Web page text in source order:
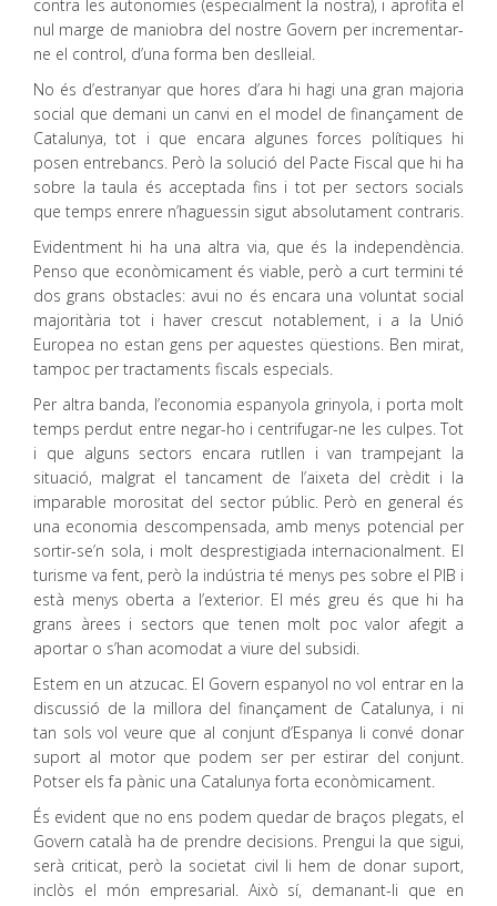
contra les autonomies (especialment la nostra), i aprofita el
nul marge de maniobra del nostre Govern per incrementar-
ne el control, d’una forma ben deslleial.
No és d’estranyar que hores d’ara hi hagi una gran majoria
social que demani un canvi en el model de finançament de
Catalunya, tot i que encara algunes forces polítiques hi
posen entrebancs. Però la solució del Pacte Fiscal que hi ha
sobre la taula és acceptada fins i tot per sectors socials
que temps enrere n’haguessin sigut absolutament contraris.
Evidentment hi ha una altra via, que és la independència.
Penso que econòmicament és viable, però a curt termini té
dos grans obstacles: avui no és encara una voluntat social
majoritària tot i haver crescut notablement, i a la Unió
Europea no estan gens per aquestes qüestions. Ben mirat,
tampoc per tractaments fiscals especials.
Per altra banda, l’economia espanyola grinyola, i porta molt
temps perdut entre negar-ho i centrifugar-ne les culpes. Tot
i que alguns sectors encara rutllen i van trampejant la
situació, malgrat el tancament de l’aixeta del crèdit i la
imparable morositat del sector públic. Però en general és
una economia descompensada, amb menys potencial per
sortir-se’n sola, i molt desprestigiada internacionalment. El
turisme va fent, però la indústria té menys pes sobre el PIB i
està menys oberta a l’exterior. El més greu és que hi ha
grans àrees i sectors que tenen molt poc valor afegit a
aportar o s’han acomodat a viure del subsidi.
Estem en un atzucac. El Govern espanyol no vol entrar en la
discussió de la millora del finançament de Catalunya, i ni
tan sols vol veure que al conjunt d’Espanya li convé donar
suport al motor que podem ser per estirar del conjunt.
Potser els fa pànic una Catalunya forta econòmicament.
És evident que no ens podem quedar de braços plegats, el
Govern català ha de prendre decisions. Prengui la que sigui,
serà criticat, però la societat civil li hem de donar suport,
inclòs el món empresarial. Això sí, demanant-li que en